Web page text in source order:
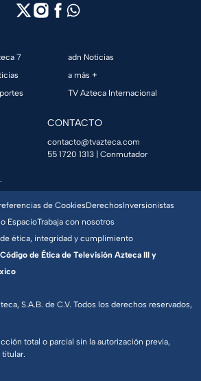
7
adn Noticias
a más +
TV Azteca Internacional
CONTACTO
contacto@tvazteca.com
55 1720 1313 | Conmutador
S.A.B. de C.V. Todos los derechos reservados,
total o parcial sin la autorización previa,
titular.
de CookiesDerechosInversionistas
EspacioTrabaja con nosotros
de ética, integridad y cumplimiento
de Ética de Televisión Azteca III y